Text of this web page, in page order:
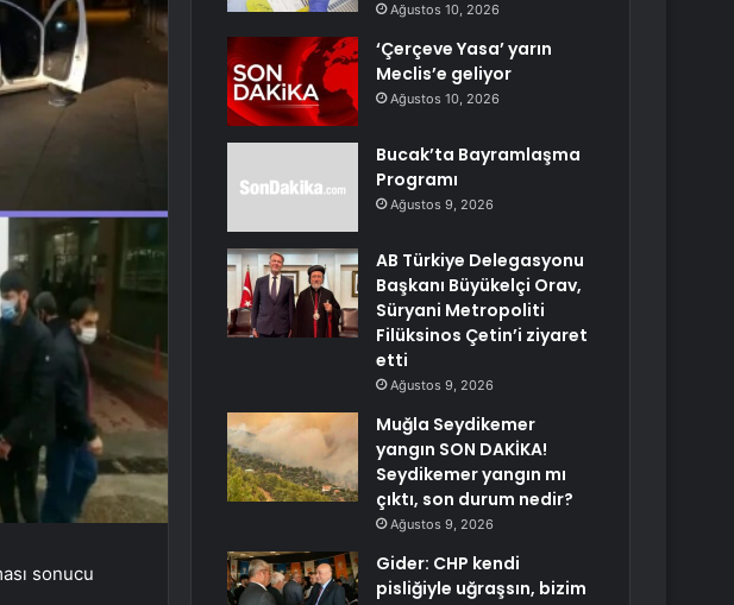
sonucu
Ağustos 10, 2026
‘Çerçeve Yasa’ yarın
Meclis’e geliyor
Ağustos 10, 2026
Bucak’ta Bayramlaşma
Programı
Ağustos 9, 2026
AB Türkiye Delegasyonu
Başkanı Büyükelçi Orav,
Süryani Metropoliti
Filüksinos Çetin’i ziyaret
etti
Ağustos 9, 2026
Muğla Seydikemer
yangın SON DAKİKA!
Seydikemer yangın mı
çıktı, son durum nedir?
Ağustos 9, 2026
Gider: CHP kendi
pisliğiyle uğraşsın, bizim